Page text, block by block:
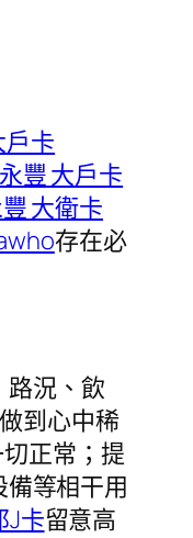
戶卡
豐 大戶卡
大衛卡
存在必
路況、飲
到心中稀
正常；提
等相干用
J卡留意高